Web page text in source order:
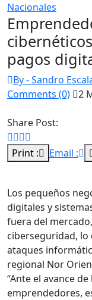
Nacionales
pagos
By - Sandro
Comments (0)
2
Share Post:
Print : Email :
Los pequeños
digitales y
fuera del
ciberseguridad, lo
ataques
regional Nor
“Ante el avance
emprendedores,